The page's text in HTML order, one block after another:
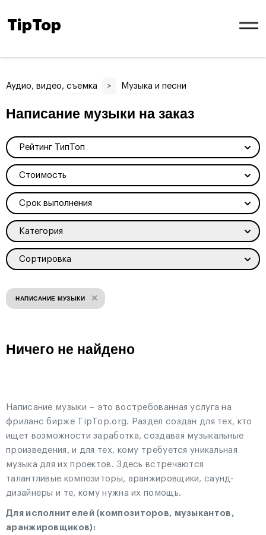
TipTop
Аудио, видео, съемка > Музыка и песни
Написание музыки на заказ
Рейтинг ТипТоп
Стоимость
Срок выполнения
Категория
Сортировка
НАПИСАНИЕ МУЗЫКИ ×
Ничего не найдено
Написание музыки – это востребованная услуга на
фриланс бирже TipTop.org. Раздел создан для тех, кто
ищет возможности заработка, создавая музыкальные
произведения, и для тех, кому требуется уникальная
музыка для их проектов. Здесь встречаются
талантливые композиторы, аранжировщики, саунд-
дизайнеры и те, кому нужна их помощь.
Для исполнителей (композиторов, музыкантов,
аранжировщиков):